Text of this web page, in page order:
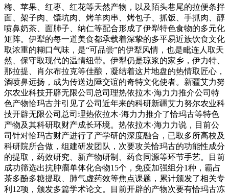
梅、苹果、红枣、红花等天然产物，以及陌头巷尾的拉便条拌
面、架子肉、馕坑肉、烤羊肉串、烤包子、抓饭、手抓肉、醇
喷鼻奶茶、面肺子、纳仁等配合形成了伊犁特色食物的多元化
矩阵。伊犁的每一道美食都承载着深挚的多平易近族饮食文化
取浓重的糊口气味，是“可品尝”的伊犁风情，也是毗连人取天
然、保守取现代的温情纽带。伊犁仍是琼浆的家乡，伊力特、
那拉提、肖尔布拉克等佳酿，凝结着这片地盘的热情取匠心，
酒喷鼻远扬，成为传送边陲交谊的奇特文化使者。新疆艾力努
尔农业科技开辟无限公司总司理热依拉木·海力力推介公司特
色产物恰玛古并引见了公司近年来的科研新疆艾力努尔农业科
技开辟无限公司总司理热依拉木·海力力推介了恰玛古等特色
产物及其科研取财产成长环境。热依拉木·海力力说，目前公
司针对恰玛古财产进行了产学研的深度融合，已取多所高校及
科研院所合做，组建研发团队，次要攻关恰玛古的功能性成分
的提取，药效研究、新产物研制、药食同源等环节手艺。目前
成功筛选出抗肿瘤单体化合物15个，免疫加强组分1种，霸占
茶多酚多糖提取、肺气虚药效等焦点课题，累计颁发了相关专
利12项，颁发多篇学术论文。目前开辟的产物次要有恰玛古冻